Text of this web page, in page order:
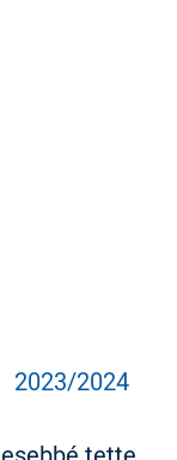
2023/2024